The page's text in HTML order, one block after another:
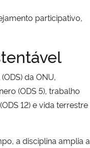
participativo,
da ONU,
(ODS 5), trabalho
12) e vida terrestre
a disciplina amplia a